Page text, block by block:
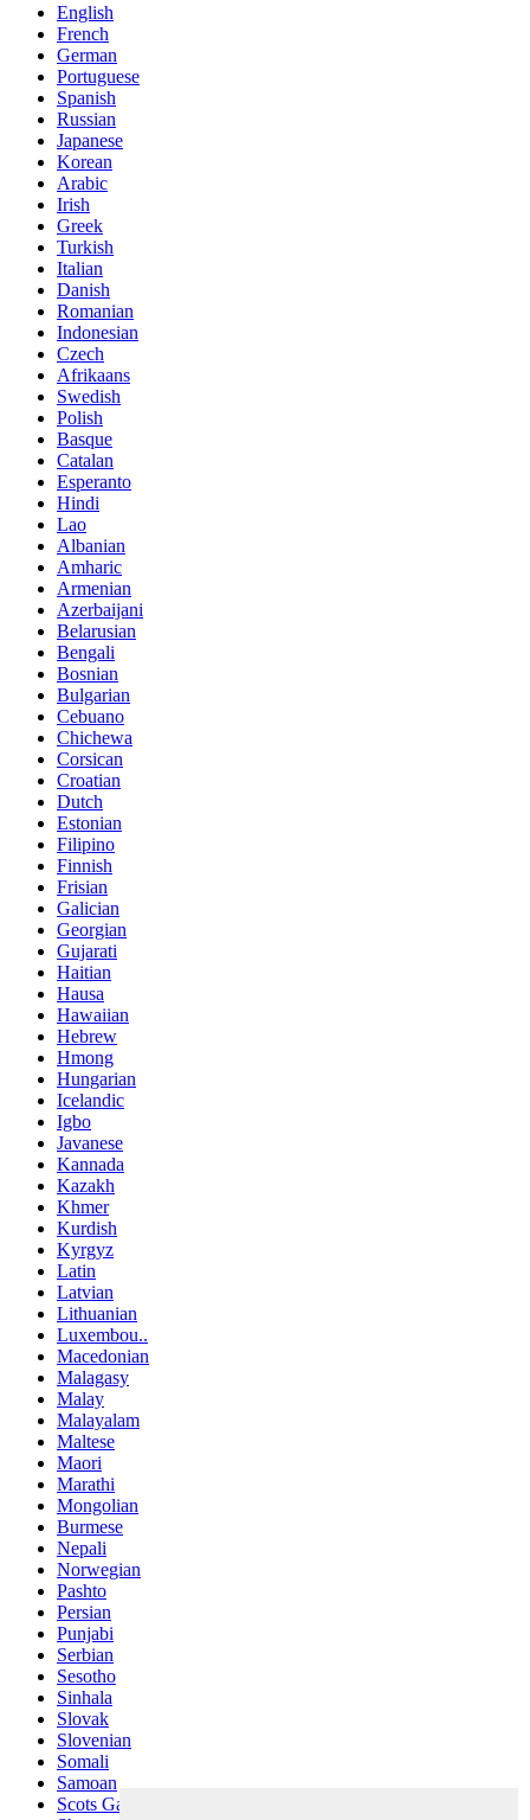
English
French
German
Portuguese
Spanish
Russian
Japanese
Korean
Arabic
Irish
Greek
Turkish
Italian
Danish
Romanian
Indonesian
Czech
Afrikaans
Swedish
Polish
Basque
Catalan
Esperanto
Hindi
Lao
Albanian
Amharic
Armenian
Azerbaijani
Belarusian
Bengali
Bosnian
Bulgarian
Cebuano
Chichewa
Corsican
Croatian
Dutch
Estonian
Filipino
Finnish
Frisian
Galician
Georgian
Gujarati
Haitian
Hausa
Hawaiian
Hebrew
Hmong
Hungarian
Icelandic
Igbo
Javanese
Kannada
Kazakh
Khmer
Kurdish
Kyrgyz
Latin
Latvian
Lithuanian
Luxembou..
Macedonian
Malagasy
Malay
Malayalam
Maltese
Maori
Marathi
Mongolian
Burmese
Nepali
Norwegian
Pashto
Persian
Punjabi
Serbian
Sesotho
Sinhala
Slovak
Slovenian
Somali
Samoan
Scots Gaelic